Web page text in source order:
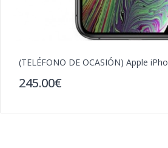
(TELÉFONO DE OCASIÓN) Apple
245.00€